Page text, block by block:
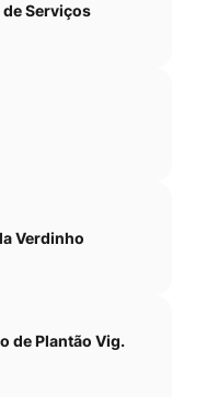
de Serviços
Verdinho
de Plantão Vig.